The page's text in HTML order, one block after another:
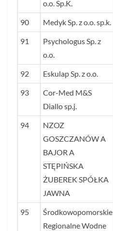
o.o. Sp.K.
90 Medyk Sp. z o.o. sp.k.
91
Psychologus Sp. z
o.o.
92 Eskulap Sp. z o.o.
93
Cor-Med M&S
Diallo sp.j.
94
NZOZ
GOSZCZANÓW A
BAJOR A
STĘPIŃSKA
ŻUBEREK SPÓŁKA
JAWNA
95
Środkowopomorskie
Regionalne Wodne